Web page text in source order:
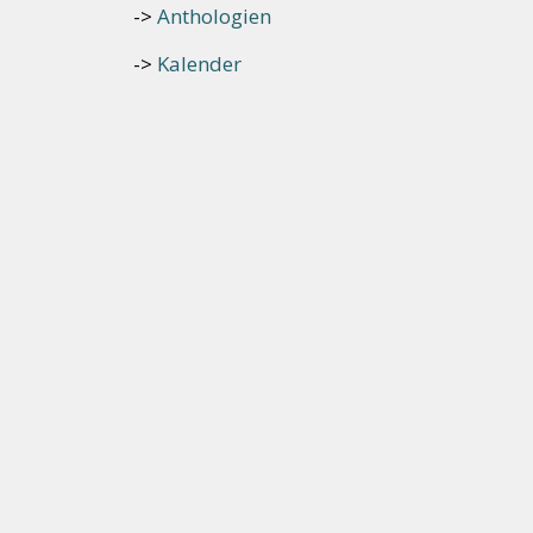
Anthologien
Kalender